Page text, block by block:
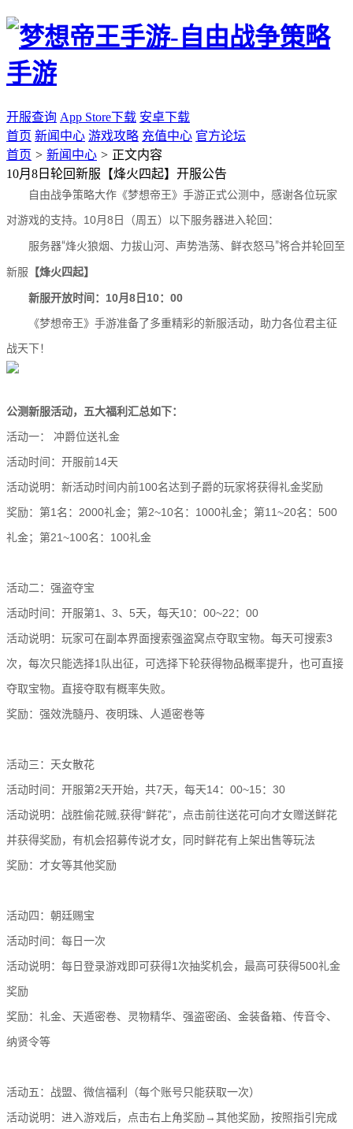
开服查询 App Store下载 安卓下载
首页 新闻中心 游戏攻略 充值中心 官方论坛
首页 > 新闻中心 > 正文内容
10月8日轮回新服【烽火四起】开服公告
自由战争策略大作《梦想帝王》手游正式公测中，感谢各位玩家
对游戏的支持。10月8日（周五）
以下服务器进入轮回：
服务器“烽火狼烟、力拔山河、声势浩荡、鲜衣怒马”将合并轮回至
新服 【烽火四起】
新服开放时间：10月8日10：00
《梦想帝王》手游准备了多重精彩的新服活动，助力各位君主征
战天下！
公测新服活动，五大福利汇总如下：
活动一： 冲爵位送礼金
活动时间：开服前14天
活动说明：新活动时间内前100名达到子爵的玩家将获得礼金奖励
奖励：第1名：2000礼金；第2~10名：1000礼金；第11~20名：500
礼金；第21~100名：100礼金
活动二：强盗夺宝
活动时间：开服第1、3、5天，每天10：00~22：00
活动说明：玩家可在副本界面搜索强盗窝点夺取宝物。每天可搜索3
次，每次只能选择1队出征，可选择下轮获得物品概率提升，也可直接
夺取宝物。直接夺取有概率失败。
奖励：强效洗髓丹、夜明珠、人遁密卷等
活动三：天女散花
活动时间：开服第2天开始，共7天，每天14：00~15：30
活动说明：战胜偷花贼,获得“鲜花”，点击前往送花可向才女赠送鲜花
并获得奖励，有机会招募传说才女，同时鲜花有上架出售等玩法
奖励：才女等其他奖励
活动四：朝廷赐宝
活动时间：每日一次
活动说明：每日登录游戏即可获得1次抽奖机会，最高可获得500礼金
奖励
奖励：礼金、天遁密卷、灵物精华、强盗密函、金装备箱、传音令、
纳贤令等
活动五：战盟、微信福利（每个账号只能获取一次）
活动说明：进入游戏后，点击右上角奖励→其他奖励，按照指引完成